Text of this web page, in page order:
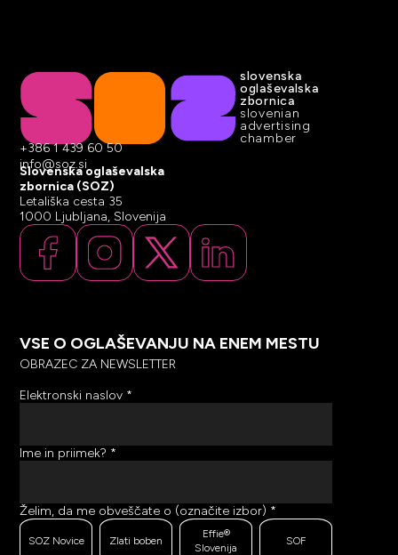
slovenska
oglaševalska
zbornica
slovenian
advertising
chamber
+386 1 439 60 50
info@soz.si
Slovenska oglaševalska
zbornica (SOZ)
Letališka cesta 35
1000 Ljubljana, Slovenija
VSE O OGLAŠEVANJU NA ENEM MESTU
OBRAZEC ZA NEWSLETTER
Elektronski naslov *
Ime in priimek? *
SOZ Novice Zlati boben
Effie®
Slovenija
SOF
Želim, da me obveščate o (označite izbor) *